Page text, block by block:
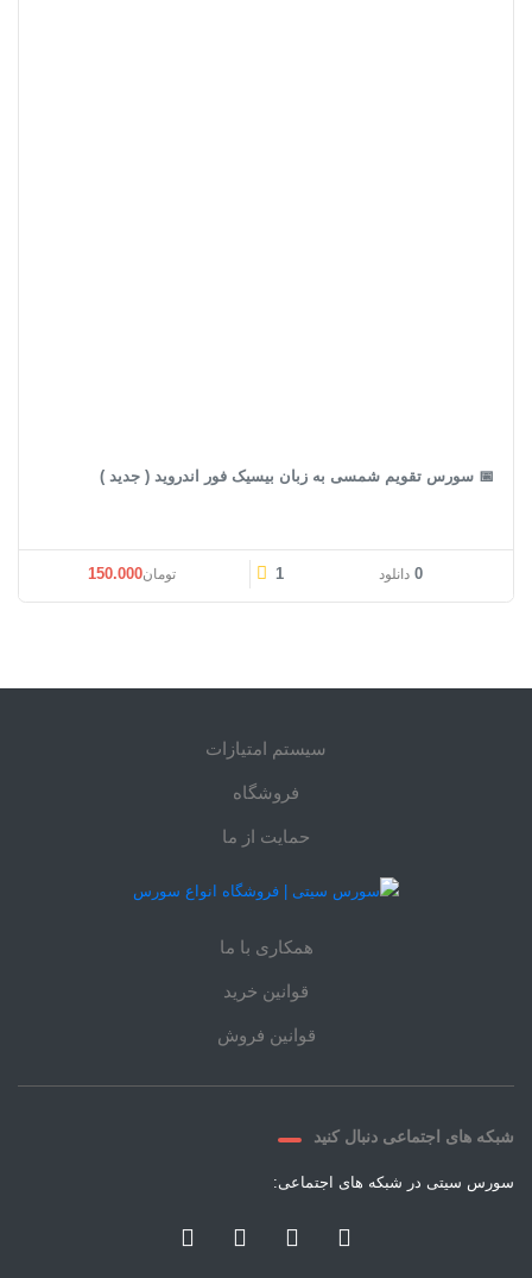
📅 سورس تقویم شمسی به زبان بیسیک فور اندروید ( جدید )
0 دانلود 1 تومان150.000
سیستم امتیازات
فروشگاه
حمایت از ما
همکاری با ما
قوانین خرید
قوانین فروش
شبکه های اجتماعی دنبال کنید
سورس سیتی در شبکه های اجتماعی: